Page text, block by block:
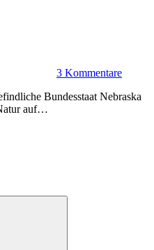
3 Kommentare
Bundesstaat Nebraska
auf…